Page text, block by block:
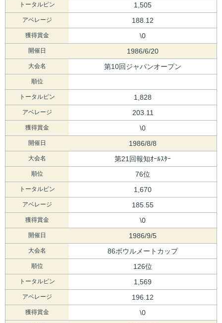
トータルピン 1,505
アベレージ 188.12
獲得賞金 \0
開催日 1986/6/20
大会名 第10回ジャパンオープン
順位
トータルピン 1,828
アベレージ 203.11
獲得賞金 \0
開催日 1986/8/8
大会名 第21回報知ｵｰﾙｽﾀｰ
順位 76位
トータルピン 1,670
アベレージ 185.55
獲得賞金 \0
開催日 1986/9/5
大会名 86ボウルメートカップ
順位 126位
トータルピン 1,569
アベレージ 196.12
獲得賞金 \0